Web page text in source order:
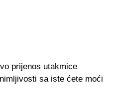
prijenos utakmice
sa iste ćete moći